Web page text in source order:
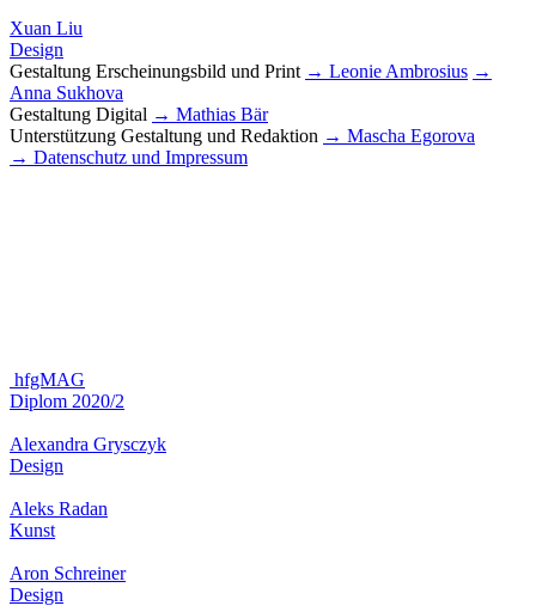
Xuan Liu
Design
Gestaltung Erscheinungsbild und Print → Leonie Ambrosius →
Anna Sukhova
Gestaltung Digital → Mathias Bär
Unterstützung Gestaltung und Redaktion → Mascha Egorova
→ Datenschutz und Impressum
hfgMAG
Diplom 2020/2
Alexandra Grysczyk
Design
Aleks Radan
Kunst
Aron Schreiner
Design